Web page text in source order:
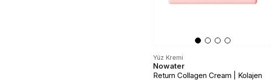
Yüz Kremi
Nowater
Return Collagen Cream | Kolajen